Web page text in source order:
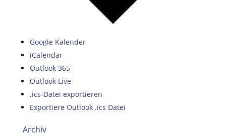
Google Kalender
iCalendar
Outlook 365
Outlook Live
.ics-Datei exportieren
Exportiere Outlook .ics Datei
Archiv